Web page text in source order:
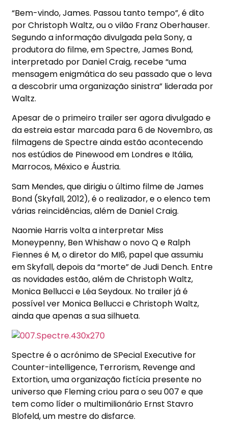
“Bem-vindo, James. Passou tanto tempo”, é dito
por Christoph Waltz, ou o vilão Franz Oberhauser.
Segundo a informação divulgada pela Sony, a
produtora do filme, em Spectre, James Bond,
interpretado por Daniel Craig, recebe “uma
mensagem enigmática do seu passado que o leva
a descobrir uma organização sinistra” liderada por
Waltz.
Apesar de o primeiro trailer ser agora divulgado e
da estreia estar marcada para 6 de Novembro, as
filmagens de Spectre ainda estão acontecendo
nos estúdios de Pinewood em Londres e Itália,
Marrocos, México e Áustria.
Sam Mendes, que dirigiu o último filme de James
Bond (Skyfall, 2012), é o realizador, e o elenco tem
várias reincidências, além de Daniel Craig.
Naomie Harris volta a interpretar Miss
Moneypenny, Ben Whishaw o novo Q e Ralph
Fiennes é M, o diretor do MI6, papel que assumiu
em Skyfall, depois da “morte” de Judi Dench. Entre
as novidades estão, além de Christoph Waltz,
Monica Bellucci e Léa Seydoux. No trailer já é
possível ver Monica Bellucci e Christoph Waltz,
ainda que apenas a sua silhueta.
Spectre é o acrónimo de SPecial Executive for
Counter-intelligence, Terrorism, Revenge and
Extortion, uma organização fictícia presente no
universo que Fleming criou para o seu 007 e que
tem como líder o multimilionário Ernst Stavro
Blofeld, um mestre do disfarce.